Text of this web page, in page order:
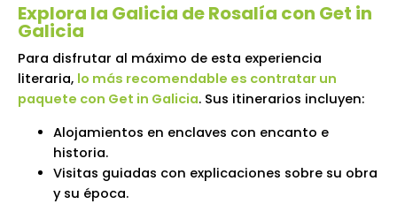
Explora la Galicia de Rosalía con Get in
Galicia
Para disfrutar al máximo de esta experiencia
literaria, lo más recomendable es contratar un
paquete con Get in Galicia. Sus itinerarios incluyen:
Alojamientos en enclaves con encanto e
historia.
Visitas guiadas con explicaciones sobre su obra
y su época.